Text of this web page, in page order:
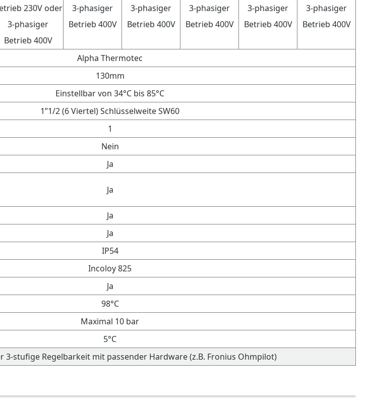
230V oder
3-phasiger
Betrieb 400V
3-phasiger
Betrieb 400V
3-phasiger
Betrieb 400V
3-phasiger
Betrieb 400V
3-phasiger
Betrieb 400V
3-phasiger
Betrieb 400V
Alpha Thermotec
130mm
Einstellbar von 34°C bis 85°C
1”1/2 (6 Viertel) Schlüsselweite SW60
1
Nein
Ja
Ja
Ja
Ja
IP54
Incoloy 825
Ja
98°C
Maximal 10 bar
5°C
3-stufige Regelbarkeit mit passender Hardware (z.B. Fronius Ohmpilot)